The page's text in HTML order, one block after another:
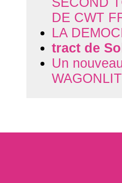
DE CWT
LA
tract de
Un
WAGONLIT